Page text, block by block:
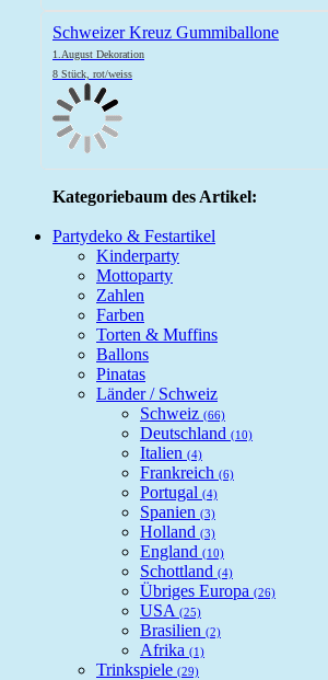
Schweizer Kreuz Gummiballone
1.August Dekoration
8 Stück, rot/weiss
Kategoriebaum des Artikel:
Partydeko & Festartikel
Kinderparty
Mottoparty
Zahlen
Farben
Torten & Muffins
Ballons
Pinatas
Länder / Schweiz
Schweiz (66)
Deutschland (10)
Italien (4)
Frankreich (6)
Portugal (4)
Spanien (3)
Holland (3)
England (10)
Schottland (4)
Übriges Europa (26)
USA (25)
Brasilien (2)
Afrika (1)
Trinkspiele (29)